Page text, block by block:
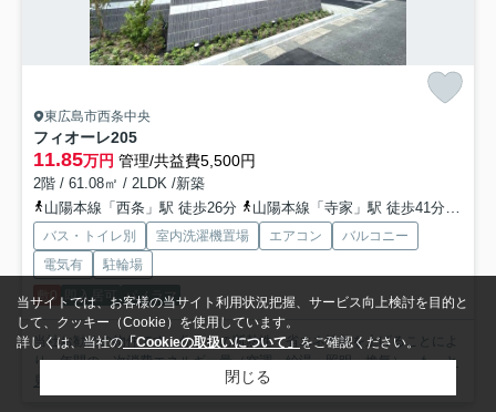
東広島市西条中央
フィオーレ205
11.85万円 管理/共益費5,500円
2階 / 61.08㎡ / 2LDK /新築
山陽本線「西条」駅 徒歩26分
山陽本線「寺家」駅 徒歩41分
バス・トイレ別 室内洗濯機置場 エアコン
バルコニー
電気有
駐輪場
敷0
即入居可 パノラマ
当社お勧めの物件です。住まいの断熱性・省エネ性能を上げることによ
り、年間の一次消費エネルギー量（空調・給湯・照明・換気）...もっと
当サイトでは、お客様の当サイト利用状況把握、サービス向上検討を目的と
して、クッキー（Cookie）を使用しています。
詳しくは、当社の 「Cookieの取扱いについて」 をご確認ください。
閉じる